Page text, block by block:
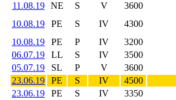
11.08.19
NE S V 3600
10.08.19
PE S IV 4300
10.08.19
PE P IV 3200
06.07.19
LL S IV 3500
05.07.19
SL P V 3600
23.06.19
PE S IV 4500
23.06.19
PE S IV 3350